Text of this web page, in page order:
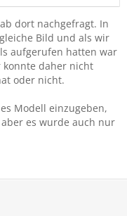
dort nachgefragt. In
Bild und als wir
aufgerufen hatten war
konnte daher nicht
oder nicht.
Modell einzugeben,
es wurde auch nur